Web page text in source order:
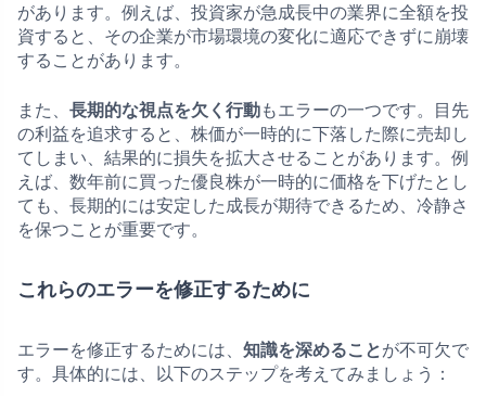
があります。例えば、投資家が急成長中の業界に全額を投
資すると、その企業が市場環境の変化に適応できずに崩壊
することがあります。
また、 長期的な視点を欠く行動もエラーの一つです。目先
の利益を追求すると、株価が一時的に下落した際に売却し
てしまい、結果的に損失を拡大させることがあります。例
えば、数年前に買った優良株が一時的に価格を下げたとし
ても、長期的には安定した成長が期待できるため、冷静さ
を保つことが重要です。
これらのエラーを修正するために
エラーを修正するためには、 知識を深めることが不可欠で
す。具体的には、以下のステップを考えてみましょう：